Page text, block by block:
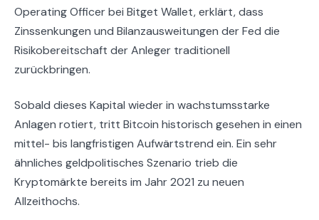
Operating Officer bei Bitget Wallet, erklärt, dass
Zinssenkungen und Bilanzausweitungen der Fed die
Risikobereitschaft der Anleger traditionell
zurückbringen.
Sobald dieses Kapital wieder in wachstumsstarke
Anlagen rotiert, tritt Bitcoin historisch gesehen in einen
mittel- bis langfristigen Aufwärtstrend ein. Ein sehr
ähnliches geldpolitisches Szenario trieb die
Kryptomärkte bereits im Jahr 2021 zu neuen
Allzeithochs.